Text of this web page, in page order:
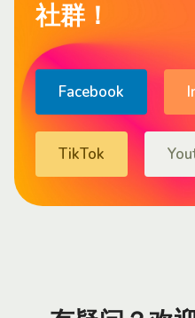
社群！
Facebook
TikTok